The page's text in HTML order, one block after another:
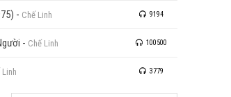
- Chế Linh 9194
- Chế Linh 100500
Linh 3779